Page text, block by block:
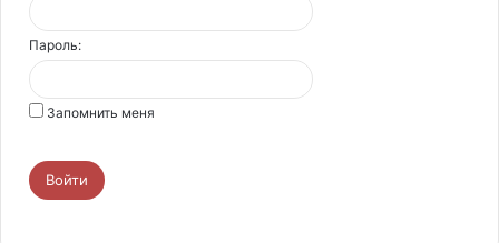
Пароль:
Запомнить меня
Войти